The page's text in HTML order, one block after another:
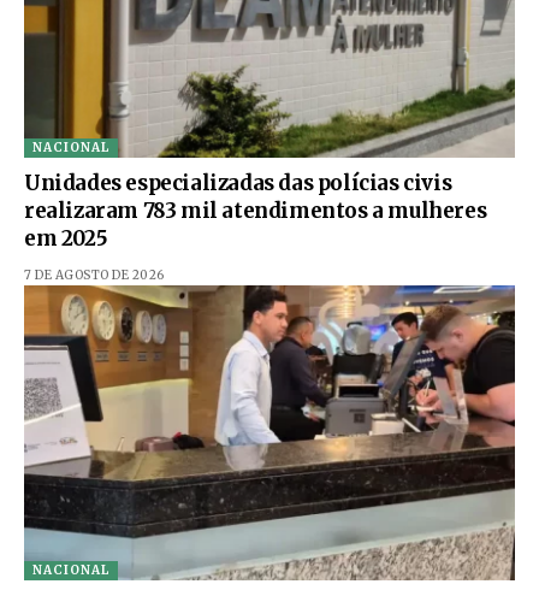
NACIONAL
Unidades especializadas das polícias civis
realizaram 783 mil atendimentos a mulheres
em 2025
7 DE AGOSTO DE 2026
NACIONAL